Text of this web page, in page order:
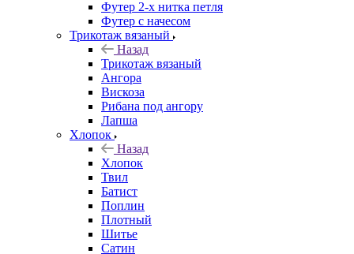
Футер 2-х нитка петля
Футер с начесом
Трикотаж вязаный
Назад
Трикотаж вязаный
Ангора
Вискоза
Рибана под ангору
Лапша
Хлопок
Назад
Хлопок
Твил
Батист
Поплин
Плотный
Шитье
Сатин